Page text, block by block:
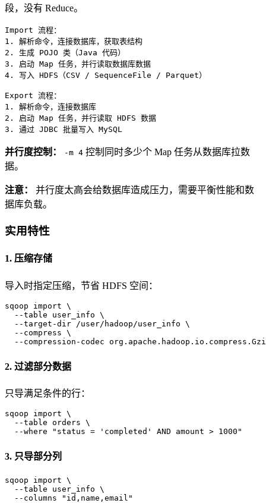
段，没有 Reduce。
1.
2.
3.
4.
写入 HDFS（CSV / SequenceFile / Parquet）
1.
2.
3.
通过 JDBC 批量写入 MySQL
并行度控制： -m 4 控制同时多少个 Map 任务从数据库拉数
据。
注意：
并行度太高会给数据库造成压力，需要平衡性能和数
据库负载。
实用特性
1. 压缩存储
导入时指定压缩，节省 HDFS 空间：
sqoop import \
  --table user_info \
  --target-dir /user/hadoop/user_info \
  --compress \
--compression-codec
2. 过滤部分数据
只导满足条件的行：
sqoop import \
  --table orders \
  --
where "status = 'completed' AND amount > 1000"
3. 只导部分列
sqoop import \
  --table user_info \
  --columns
"id,name,email"